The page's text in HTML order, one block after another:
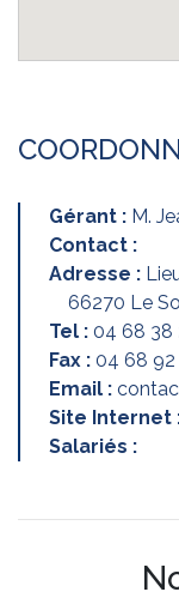
Gérant : M.
Contact :
Adresse :
66270 Le
Tel : 04 68 38
Fax : 04 68
Email :
Site Internet
Salariés :